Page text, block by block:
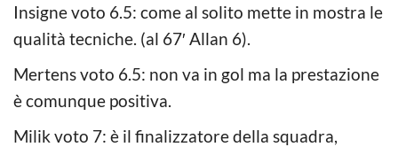
Insigne voto 6.5: come al solito mette in mostra le
qualità tecniche. (al 67′ Allan 6).
Mertens voto 6.5: non va in gol ma la prestazione
è comunque positiva.
Milik voto 7: è il finalizzatore della squadra,